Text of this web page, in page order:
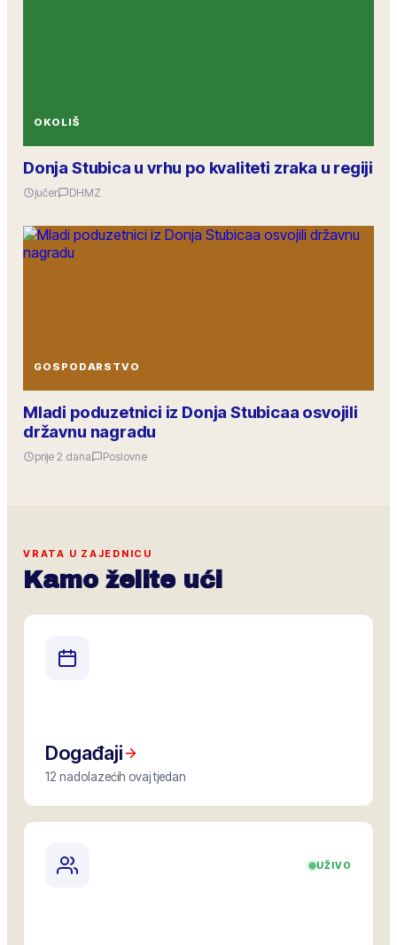
OKOLIŠ
Donja Stubica u vrhu po kvaliteti zraka u regiji
jučer DHMZ
GOSPODARSTVO
Mladi poduzetnici iz Donja Stubicaa osvojili
državnu nagradu
prije 2 dana Poslovne
VRATA U ZAJEDNICU
Kamo želite ući
Događaji
12 nadolazećih ovaj tjedan
UŽIVO